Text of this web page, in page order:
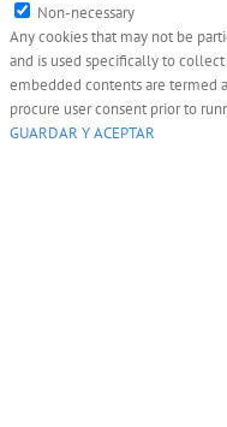
Non-necessary
Any cookies that may not be
and is used specifically to collect
embedded contents are termed
procure user consent prior to
GUARDAR Y ACEPTAR